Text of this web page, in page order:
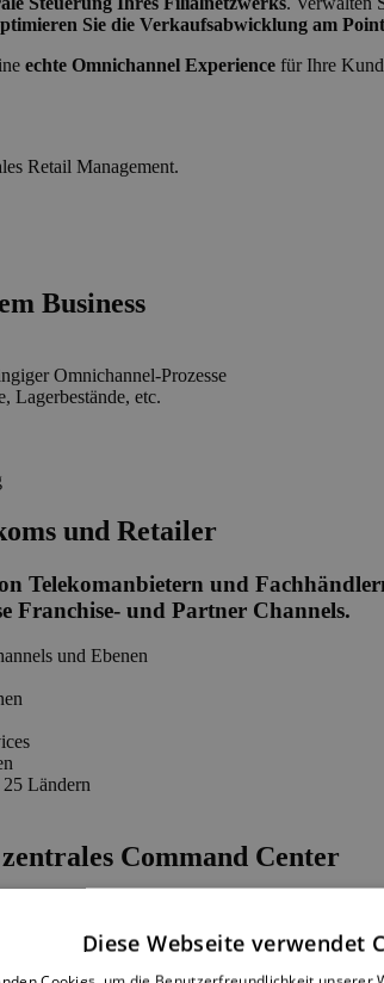
Sie die Verkaufsabwicklung am
echte Omnichannel Experience für Ihre
Retail Management.
Business
Omnichannel-Prozesse
Lagerbestände, etc.
und Retailer
Telekomanbietern und
Franchise- und Partner Channels.
und Ebenen
Ländern
Command Center
Diese Webseite verwendet